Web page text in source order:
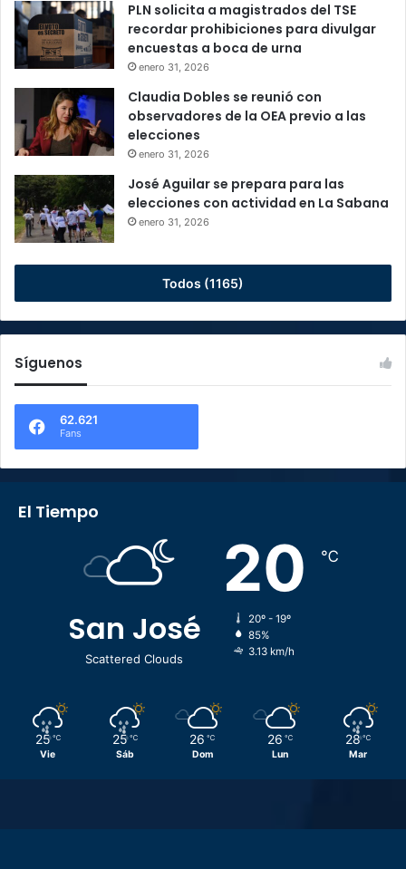
PLN solicita a magistrados del TSE
recordar prohibiciones para divulgar
encuestas a boca de urna
enero 31, 2026
Claudia Dobles se reunió con
observadores de la OEA previo a las
elecciones
enero 31, 2026
José Aguilar se prepara para las
elecciones con actividad en La Sabana
enero 31, 2026
Todos (1165)
Síguenos
62.621
Fans
El Tiempo
San José
Scattered Clouds
20 ℃
20º - 19º
85%
3.13 km/h
25 ℃
Vie
25 ℃
Sáb
26 ℃
Dom
26 ℃
Lun
28 ℃
Mar